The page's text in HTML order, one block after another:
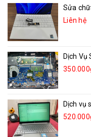
Sửa
Liên hệ
Dịch Vụ
Dịch vụ